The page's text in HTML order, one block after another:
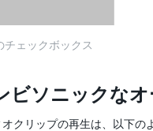
ェックボックス
ビソニックな
クリップの再生は、以下の